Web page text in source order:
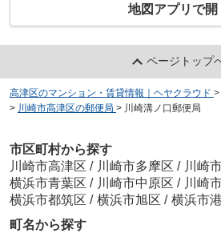
地図アプリで開
ページトップ
高津区のマンション・賃貸情報｜ヘヤクラウド >
> 川崎市高津区の郵便局 > 川崎溝ノ口郵便局
市区町村から探す
川崎市高津区 / 川崎市多摩区 / 川崎
横浜市青葉区 / 川崎市中原区 / 川崎
横浜市都筑区 / 横浜市旭区 / 横浜市
町名から探す